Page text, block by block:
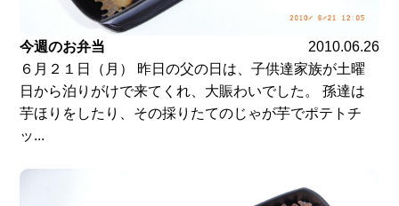
今週のお弁当
2010.06.26
６月２１日（月） 昨日の父の日は、子供達家族が土曜
日から泊りがけで来てくれ、大賑わいでした。 孫達は
芋ほりをしたり、その採りたてのじゃが芋でポテトチ
ッ...